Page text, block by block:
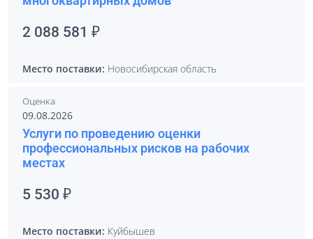
2 088 581 ₽
Место поставки: Новосибирская область
Оценка
09.08.2026
Услуги по проведению оценки
профессиональных рисков на рабочих
местах
5 530 ₽
Место поставки: Куйбышев